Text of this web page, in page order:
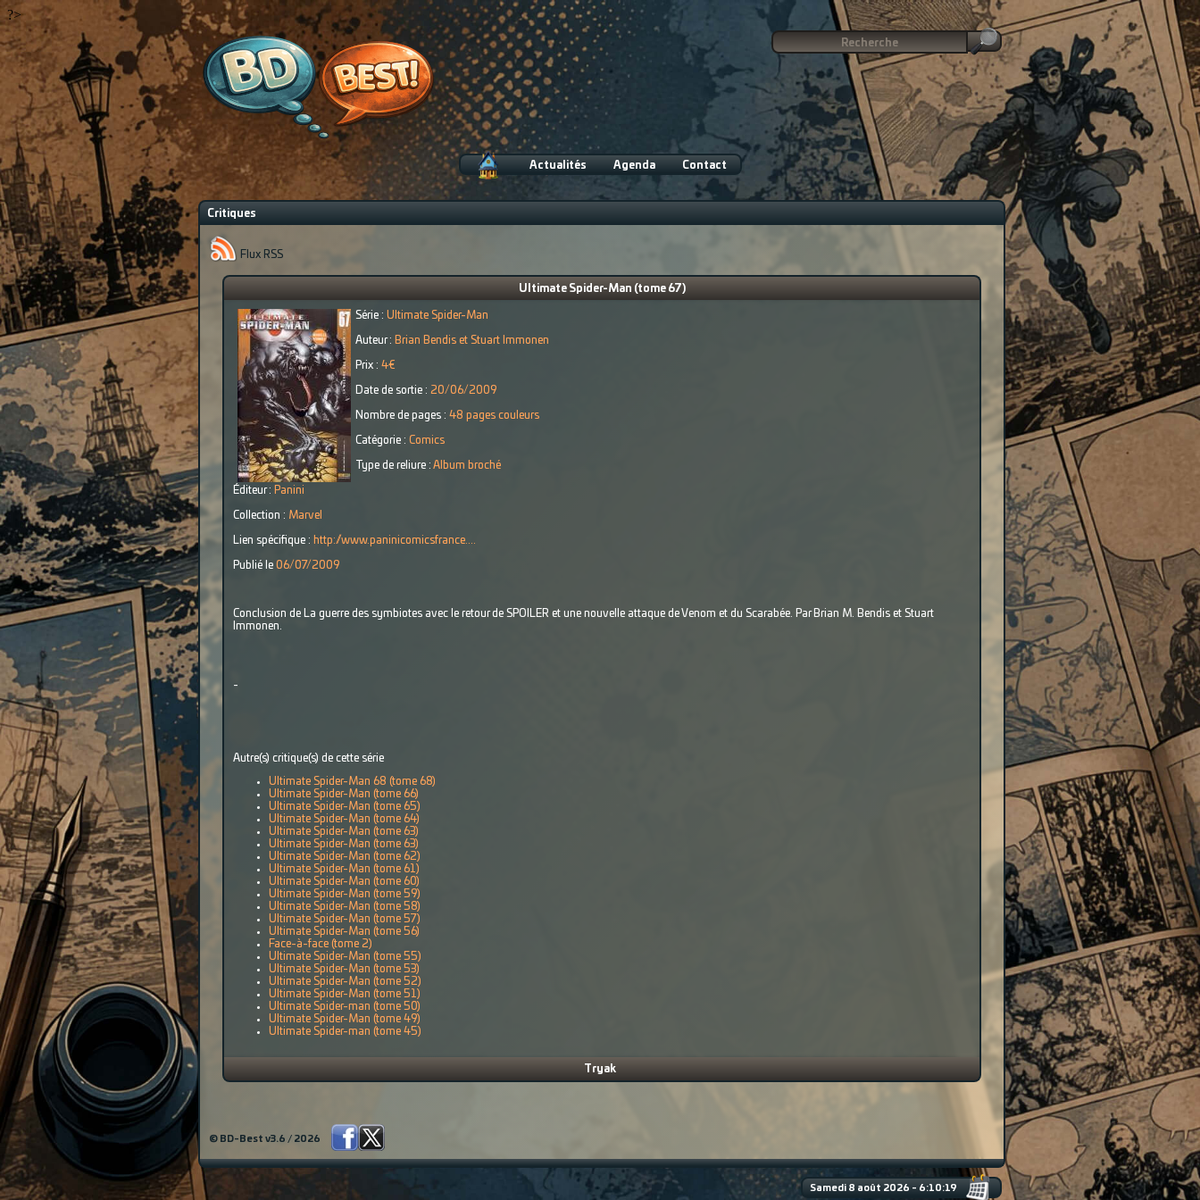
?>
Actualités Agenda Contact
Critiques
Flux RSS
Ultimate Spider-Man (tome 67)
Série : Ultimate Spider-Man
Auteur : Brian Bendis et Stuart Immonen
Prix : 4€
Date de sortie : 20/06/2009
Nombre de pages : 48 pages couleurs
Catégorie : Comics
Type de reliure : Album broché
Éditeur : Panini
Collection : Marvel
Lien spécifique : http://www.paninicomicsfrance....
Publié le 06/07/2009
Conclusion de La guerre des symbiotes avec le retour de SPOILER et une nouvelle attaque de Venom et du Scarabée. Par Brian M. Bendis et Stuart
Immonen.
-
Autre(s) critique(s) de cette série
Ultimate Spider-Man 68 (tome 68)
Ultimate Spider-Man (tome 66)
Ultimate Spider-Man (tome 65)
Ultimate Spider-Man (tome 64)
Ultimate Spider-Man (tome 63)
Ultimate Spider-Man (tome 63)
Ultimate Spider-Man (tome 62)
Ultimate Spider-Man (tome 61)
Ultimate Spider-Man (tome 60)
Ultimate Spider-Man (tome 59)
Ultimate Spider-Man (tome 58)
Ultimate Spider-Man (tome 57)
Ultimate Spider-Man (tome 56)
Face-à-face (tome 2)
Ultimate Spider-Man (tome 55)
Ultimate Spider-Man (tome 53)
Ultimate Spider-Man (tome 52)
Ultimate Spider-Man (tome 51)
Ultimate Spider-man (tome 50)
Ultimate Spider-Man (tome 49)
Ultimate Spider-man (tome 45)
Tryak
© BD-Best v3.6 / 2026
Samedi 8 août 2026 - 6:10:19